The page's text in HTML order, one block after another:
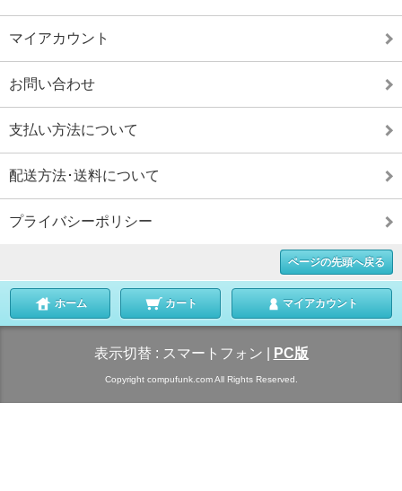
マイアカウント
お問い合わせ
支払い方法について
配送方法･送料について
プライバシーポリシー
ページの先頭へ戻る
ホーム カート マイアカウント
表示切替 : スマートフォン PC版
Copyright compufunk.com All Rights Reserved.